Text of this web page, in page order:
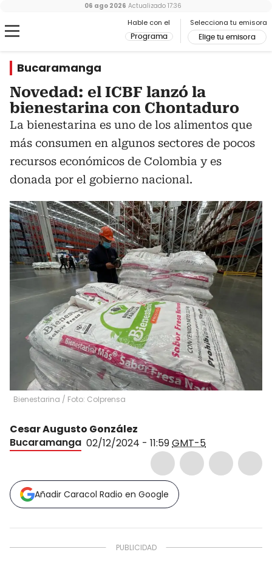
Hable con el
Programa
Selecciona tu emisora
Elige tu emisora
06 ago 2026 Actualizado 17:36
Bucaramanga
Novedad: el ICBF lanzó la
bienestarina con Chontaduro
La bienestarina es uno de los alimentos que
más consumen en algunos sectores de pocos
recursos económicos de Colombia y es
donada por el gobierno nacional.
Bienestarina / Foto: Colprensa
Cesar Augusto González
Bucaramanga 02/12/2024 - 11:59GMT-5
Añadir Caracol Radio en Google